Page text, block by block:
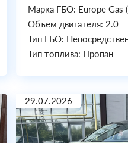
Марка ГБО: Europe Gas
Объем двигателя: 2.0
Тип ГБО:
Тип топлива: Пропан
29.07.2026